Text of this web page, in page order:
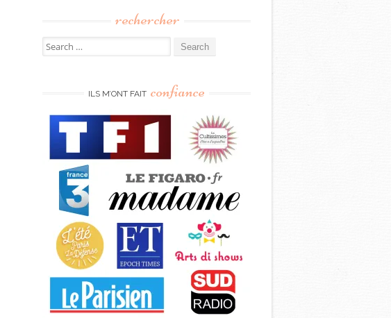
rechercher
Search
for:
ILS M’ONT FAIT confiance